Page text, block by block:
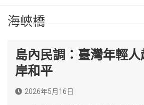
海峽橋
島內民調：臺灣年輕
岸和平
2026年5月16日